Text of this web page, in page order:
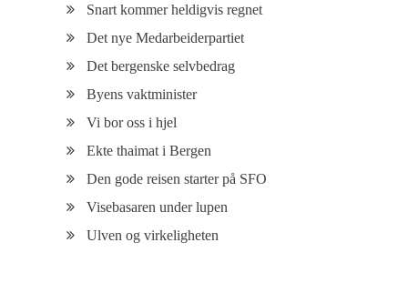
Snart kommer heldigvis regnet
Det nye Medarbeiderpartiet
Det bergenske selvbedrag
Byens vaktminister
Vi bor oss i hjel
Ekte thaimat i Bergen
Den gode reisen starter på SFO
Visebasaren under lupen
Ulven og virkeligheten